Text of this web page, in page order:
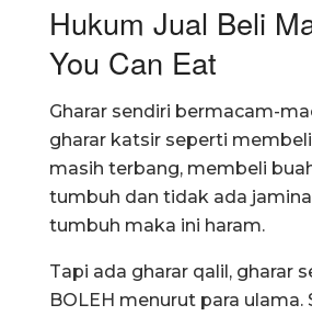
Hukum Jual Beli
You Can Eat
Gharar sendiri bermacam-
gharar katsir seperti
masih terbang, membeli
tumbuh dan tidak ada
tumbuh maka ini haram.
Tapi ada gharar qalil, gharar
BOLEH menurut para ulama.